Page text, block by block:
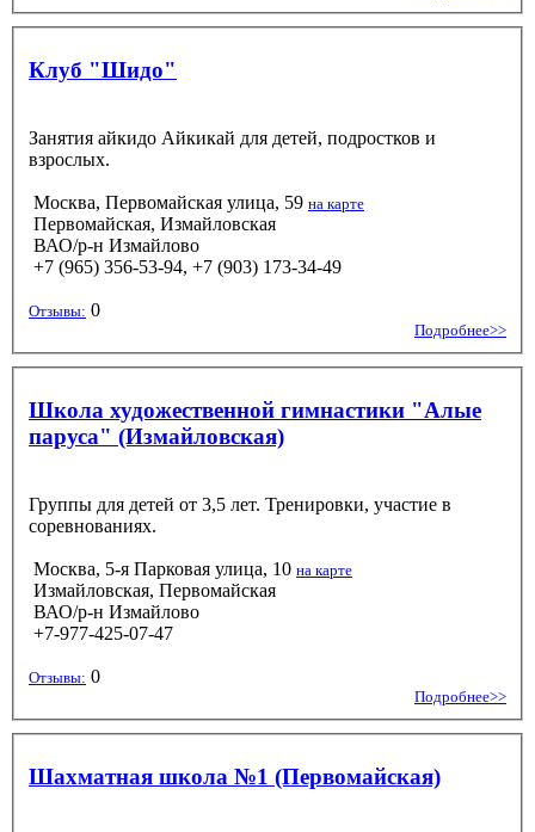
Клуб "Шидо"
Занятия айкидо Айкикай для детей, подростков и
взрослых.
Москва, Первомайская улица, 59 на карте
Первомайская, Измайловская
ВАО/р-н Измайлово
+7 (965) 356-53-94, +7 (903) 173-34-49
Отзывы: 0
Подробнее>>
Школа художественной гимнастики "Алые
паруса" (Измайловская)
Группы для детей от 3,5 лет. Тренировки, участие в
соревнованиях.
Москва, 5-я Парковая улица, 10 на карте
Измайловская, Первомайская
ВАО/р-н Измайлово
+7-977-425-07-47
Отзывы: 0
Подробнее>>
Шахматная школа №1 (Первомайская)